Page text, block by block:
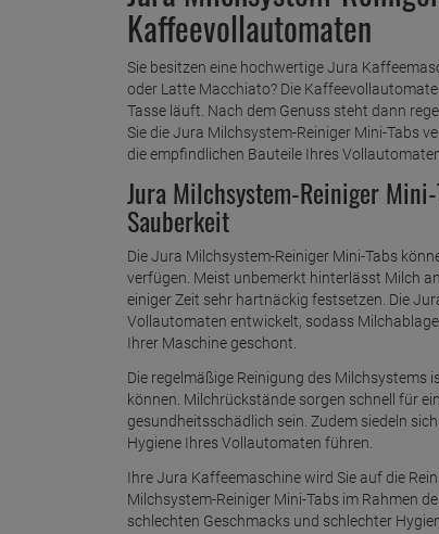
Kaffeevollautomaten
Sie besitzen eine hochwertige Jura
oder Latte Macchiato? Die
Tasse läuft. Nach dem Genuss steht dann
Sie die Jura Milchsystem-Reiniger Mini-Tabs
die empfindlichen Bauteile Ihres
Jura Milchsystem-Reiniger
Sauberkeit
Die Jura Milchsystem-Reiniger Mini-Tabs
verfügen. Meist unbemerkt hinterlässt Milch
einiger Zeit sehr hartnäckig festsetzen. Die
Vollautomaten entwickelt, sodass
Ihrer Maschine geschont.
Die regelmäßige Reinigung des
können. Milchrückstände sorgen schnell für
gesundheitsschädlich sein. Zudem siedeln
Hygiene Ihres Vollautomaten führen.
Ihre Jura Kaffeemaschine wird Sie auf die
Milchsystem-Reiniger Mini-Tabs im Rahmen
schlechten Geschmacks und schlechter